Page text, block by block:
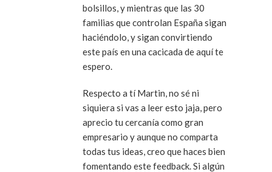
bolsillos, y mientras que las 30
familias que controlan España sigan
haciéndolo, y sigan convirtiendo
este país en una cacicada de aquí te
espero.
Respecto a tí Martin, no sé ni
siquiera si vas a leer esto jaja, pero
aprecio tu cercanía como gran
empresario y aunque no comparta
todas tus ideas, creo que haces bien
fomentando este feedback. Si algún